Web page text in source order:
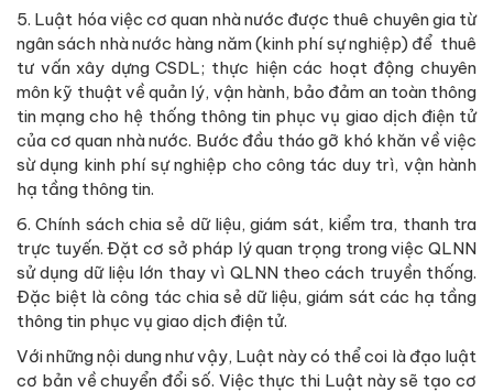
5. Luật hóa việc cơ quan nhà nước được thuê chuyên gia từ
ngân sách nhà nước hàng năm (kinh phí sự nghiệp) để thuê
tư vấn xây dựng CSDL; thực hiện các hoạt động chuyên
môn kỹ thuật về quản lý, vận hành, bảo đảm an toàn thông
tin mạng cho hệ thống thông tin phục vụ giao dịch điện tử
của cơ quan nhà nước. Bước đầu tháo gỡ khó khăn về việc
sừ dụng kinh phí sự nghiệp cho công tác duy trì, vận hành
hạ tầng thông tin.
6. Chính sách chia sẻ dữ liệu, giám sát, kiểm tra, thanh tra
trực tuyến. Đặt cơ sở pháp lý quan trọng trong việc QLNN
sử dụng dữ liệu lớn thay vì QLNN theo cách truyền thống.
Đặc biệt là công tác chia sẻ dữ liệu, giám sát các hạ tầng
thông tin phục vụ giao dịch điện tử.
Với những nội dung như vậy, Luật này có thể coi là đạo luật
cơ bản về chuyển đổi số. Việc thực thi Luật này sẽ tạo cơ